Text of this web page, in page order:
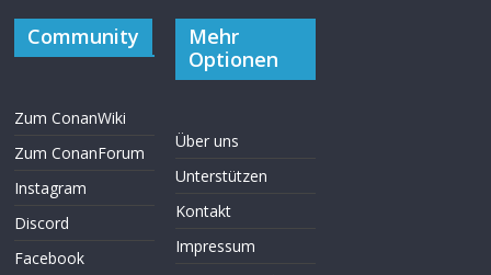
Community
Zum ConanWiki
Zum ConanForum
Instagram
Discord
Facebook
Mehr
Optionen
Über uns
Unterstützen
Kontakt
Impressum